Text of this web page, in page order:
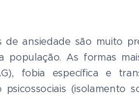
de ansiedade são muito
população. As formas
fobia específica e
(isolamento